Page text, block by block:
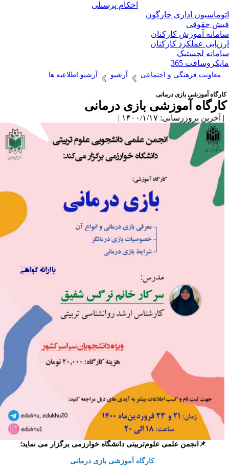
احکام پرسنلی
اداری چارگون
حقوقی
آموزش کارکنان
عملکرد کارکنان
لجستیک
365
معاونت فرهنگی و اجتماعی آرشیو آرشیو اطلاعیه ها
آموزشی بازی درمانی
آموزشی بازی درمانی
بروزرسانی: ۱۴۰۰/۱/۱۷ |
📌انجمن علمی علوم‌تربیتی دانشگاه خوارزمی برگزار می نماید؛
کارگاه آموزشی بازی درمانی